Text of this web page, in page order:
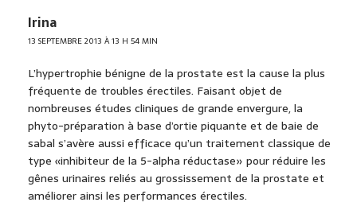
Irina
13 SEPTEMBRE 2013 À 13 H 54 MIN
L’hypertrophie bénigne de la prostate est la cause la plus
fréquente de troubles érectiles. Faisant objet de
nombreuses études cliniques de grande envergure, la
phyto-préparation à base d’ortie piquante et de baie de
sabal s’avère aussi efficace qu’un traitement classique de
type «inhibiteur de la 5-alpha réductase» pour réduire les
gênes urinaires reliés au grossissement de la prostate et
améliorer ainsi les performances érectiles.